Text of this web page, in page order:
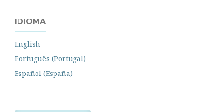
IDIOMA
English
Português (Portugal)
Español (España)